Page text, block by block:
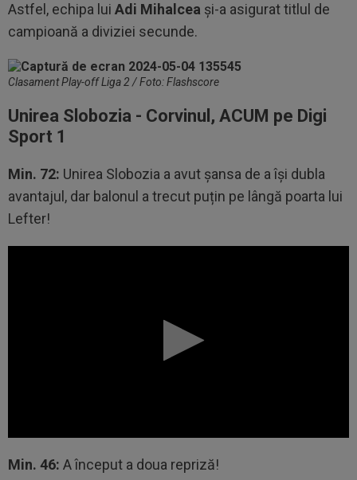
Astfel, echipa lui Adi Mihalcea și-a asigurat titlul de
campioană a diviziei secunde.
Clasament Play-off Liga 2 / Foto: Flashscore
Unirea Slobozia - Corvinul, ACUM pe Digi
Sport 1
Min. 72: Unirea Slobozia a avut șansa de a își dubla
avantajul, dar balonul a trecut puțin pe lângă poarta lui
Lefter!
Min. 46: A început a doua repriză!